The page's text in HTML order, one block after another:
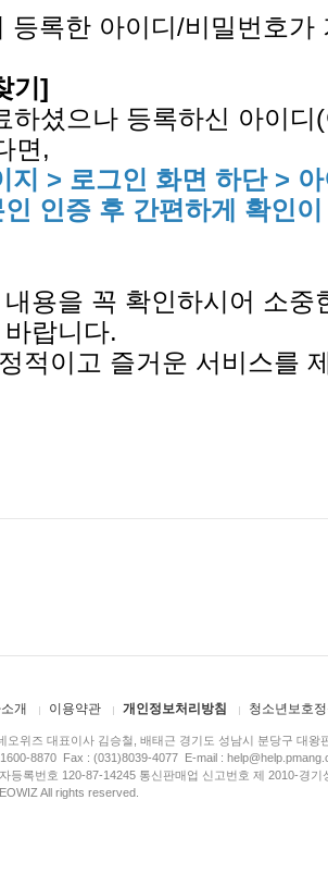
등록한 아이디/비밀번호가
기]
하셨으나 등록하신 아이디
면,
지 > 로그인 화면 하단 >
인증 후 간편하게 확인
용을 꼭 확인하시어 소중
랍니다.
적이고 즐거운 서비스를
개 이용약관 개인정보처리방침 청소년보호
오위즈 대표이사 김승철, 배태근 경기도 성남시 분당구 대왕
8870 Fax : (031)8039-4077 E-mail :
등록번호 120-87-14245 통신판매업 신고번호 제 2010-경
All rights reserved.